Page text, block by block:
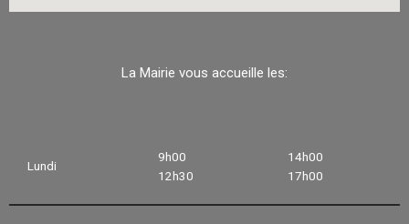
La Mairie vous accueille les:
Lundi
9h00
12h30
14h00
17h00